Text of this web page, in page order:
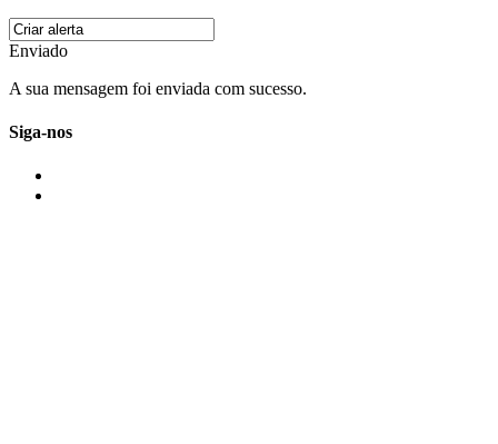
Enviado
A sua mensagem foi enviada com sucesso.
Siga-nos